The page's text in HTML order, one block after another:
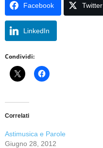
Facebook Twitter
LinkedIn
Condividi:
Correlati
Astimusica e Parole
Giugno 28, 2012